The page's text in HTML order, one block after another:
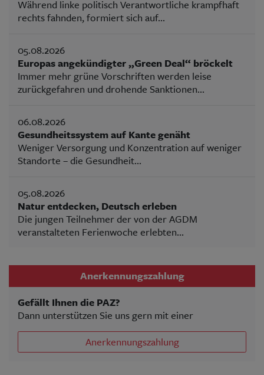
Während linke politisch Verantwortliche krampfhaft
rechts fahnden, formiert sich auf...
05.08.2026
Europas angekündigter „Green Deal“ bröckelt
Immer mehr grüne Vorschriften werden leise
zurückgefahren und drohende Sanktionen...
06.08.2026
Gesundheitssystem auf Kante genäht
Weniger Versorgung und Konzentration auf weniger
Standorte – die Gesundheit...
05.08.2026
Natur entdecken, Deutsch erleben
Die jungen Teilnehmer der von der AGDM
veranstalteten Ferienwoche erlebten...
Anerkennungszahlung
Gefällt Ihnen die PAZ?
Dann unterstützen Sie uns gern mit einer
Anerkennungszahlung